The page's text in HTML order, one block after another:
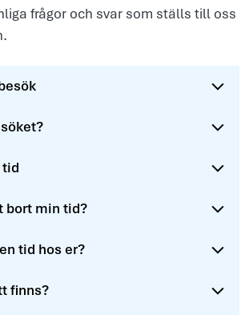
frågor och svar som ställs till oss
tid
bort min tid?
tid hos er?
finns?